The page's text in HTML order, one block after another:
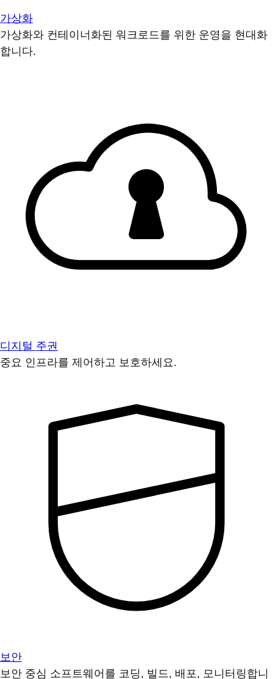
가상화
가상화와 컨테이너화된 워크로드를 위한 운영을 현대화
합니다.
디지털 주권
중요 인프라를 제어하고 보호하세요.
보안
보안 중심 소프트웨어를 코딩, 빌드, 배포, 모니터링합니